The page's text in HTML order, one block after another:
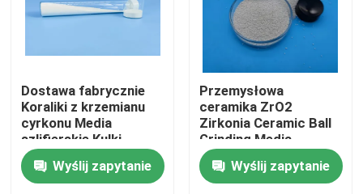
Produkty
O nas
Dostawa fabrycznie
Koraliki z krzemianu
cyrkonu Media
szlifierskie Kulki
ceramiczne z tlenku
cyrkonuWyślij zapytanie
Przemysłowa
ceramika ZrO2
Zirkonia Ceramic Ball
Grinding Media
Zirkonium Silikatowe
koralikiWyślij zapytanie